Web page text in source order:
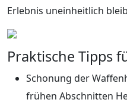
Erlebnis uneinheitlich
Praktische Tipps
Schonung der
frühen Abschnitten